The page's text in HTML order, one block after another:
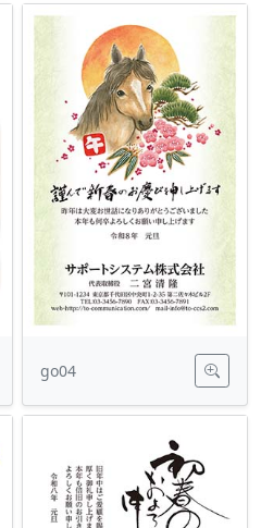
go04